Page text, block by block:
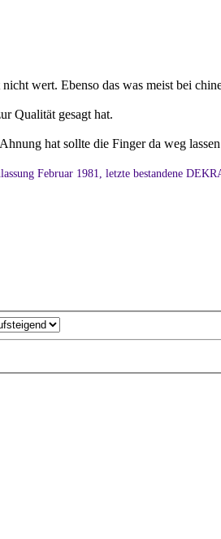
wert. Ebenso das was meist bei
Qualität gesagt hat.
hat sollte die Finger da weg
Februar 1981, letzte bestandene